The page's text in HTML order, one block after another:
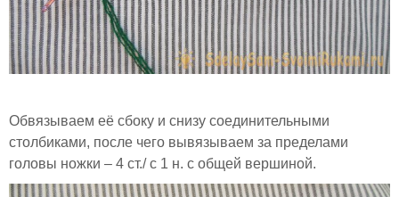
Обвязываем её сбоку и снизу соединительными
столбиками, после чего вывязываем за пределами
головы ножки – 4 ст./ с 1 н. с общей вершиной.